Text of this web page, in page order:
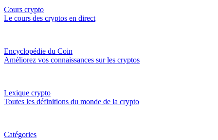
Cours crypto
Le cours des cryptos en direct
Encyclopédie du Coin
Améliorez vos connaissances sur les cryptos
Lexique crypto
Toutes les définitions du monde de la crypto
Catégories